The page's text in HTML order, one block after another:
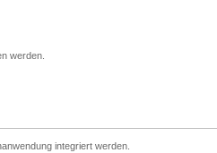
werden.
integriert werden.